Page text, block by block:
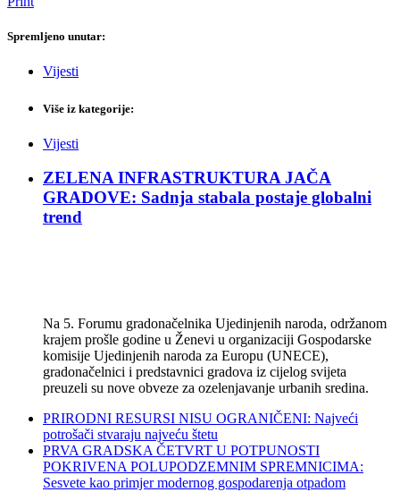
Spremljeno unutar:
Vijesti
Više iz kategorije:
Vijesti
ZELENA INFRASTRUKTURA JAČA
GRADOVE: Sadnja stabala postaje globalni
trend
Na 5. Forumu gradonačelnika Ujedinjenih naroda, održanom
krajem prošle godine u Ženevi u organizaciji Gospodarske
komisije Ujedinjenih naroda za Europu (UNECE),
gradonačelnici i predstavnici gradova iz cijelog svijeta
preuzeli su nove obveze za ozelenjavanje urbanih sredina.
PRIRODNI RESURSI NISU OGRANIČENI: Najveći
potrošači stvaraju najveću štetu
PRVA GRADSKA ČETVRT U POTPUNOSTI
POKRIVENA POLUPODZEMNIM SPREMNICIMA:
Sesvete kao primjer modernog gospodarenja otpadom